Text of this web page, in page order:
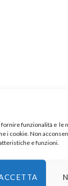
fornire funzionalità e le
i cookie. Non
e funzioni.